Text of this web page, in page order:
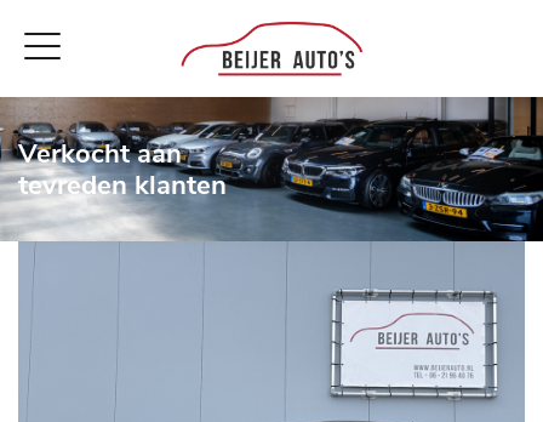
Verkocht aan
tevreden klanten